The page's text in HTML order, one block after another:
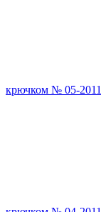
крючком № 05-2011